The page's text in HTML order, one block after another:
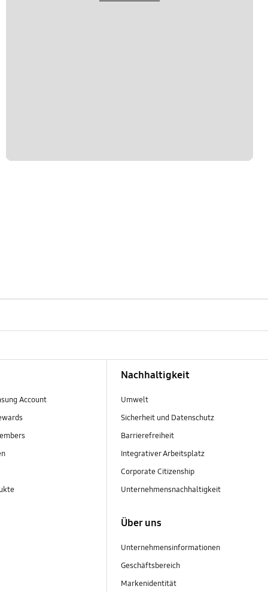
Account
Nachhaltigkeit
Umwelt
Sicherheit und Datenschutz
Barrierefreiheit
Integrativer Arbeitsplatz
Corporate Citizenship
Unternehmensnachhaltigkeit
Über uns
Unternehmensinformationen
Geschäftsbereich
Markenidentität